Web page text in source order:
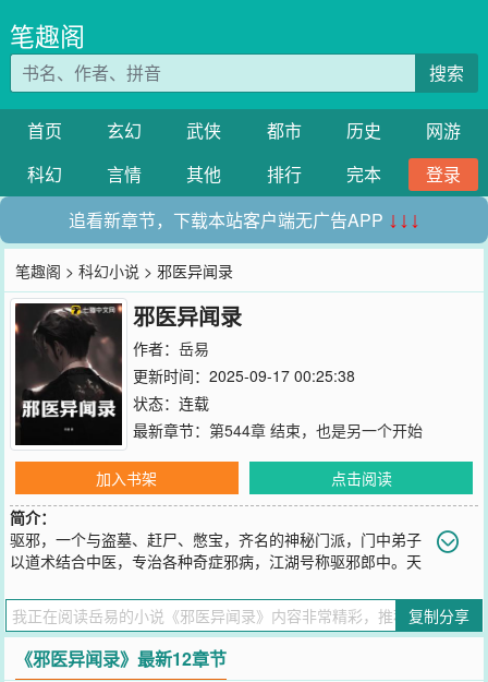
笔趣阁
搜索
首页 玄幻 武侠 都市 历史
网游
科幻
言情 其他 排行 完本
登录
追看新章节，下载本站客户端无广告APP ↓↓↓
笔趣阁 >科幻小说 > 邪医异闻录
邪医异闻录
作者： 岳易
更新时间：2025-09-17 00:25:38
状态：连载
最新章节： 第544章 结束，也是另一个开始
加入书架
点击阅读
简介：
驱邪，一个与盗墓、赶尸、憋宝，齐名的神秘门派，门中弟子
以道术结合中医，专治各种奇症邪病，江湖号称驱邪郎中。天
事，鬼宅探秘，双尸夺魂……成年后在一份传承百年的大清藏宝图指
引下，进入了深山密林，从此踏进了一个神秘莫测的世界。
您要是觉得《邪医异闻录》还不错的话请不要忘记向您QQ群和微博微
信里的朋友推荐哦！
复制分享
《邪医异闻录》最新12章节